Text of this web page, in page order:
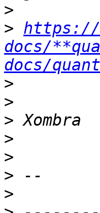
>
> https://
docs/
docs/
>
>
>
>
>
>
>